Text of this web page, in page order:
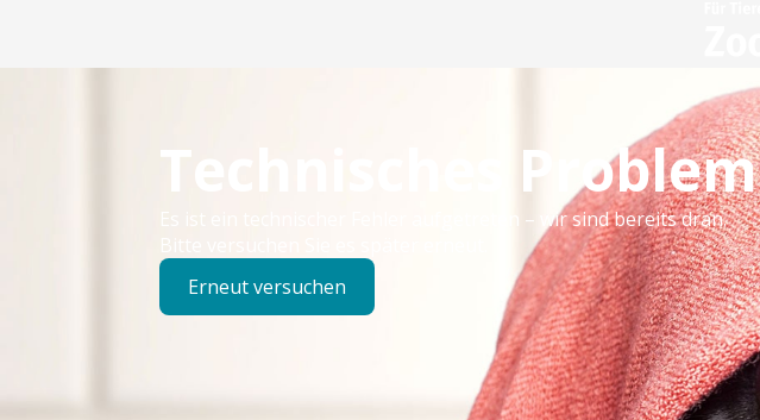
Technisches Problem
Es ist ein technischer Fehler aufgetreten – wir sind bereits dran.
Bitte versuchen Sie es später erneut.
Erneut versuchen